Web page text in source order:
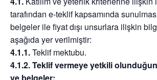
tarafından e-teklif kapsamında
belgeler ile fiyat dışı unsurlara ilişkin
aşağıda yer verilmiştir:
4.1.1.Teklif mektubu.
4.1.2. Teklif vermeye yetkili